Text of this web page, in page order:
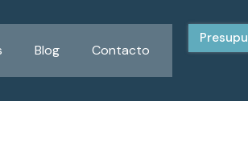
Blog Contacto